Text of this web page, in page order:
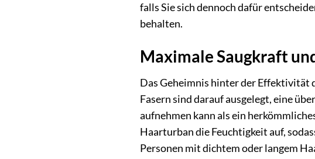
falls Sie sich dennoch dafür
behalten.
Maximale Saugkraft
Das Geheimnis hinter der Effektivität
Fasern sind darauf ausgelegt, eine
aufnehmen kann als ein
Haarturban die Feuchtigkeit auf,
Personen mit dichtem oder langem